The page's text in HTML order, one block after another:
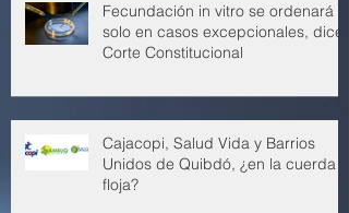
Fecundación in vitro se ordenará
solo en casos excepcionales, dice
Corte Constitucional
Cajacopi, Salud Vida y Barrios
Unidos de Quibdó, ¿en la cuerda
floja?